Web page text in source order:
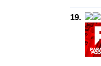
19.